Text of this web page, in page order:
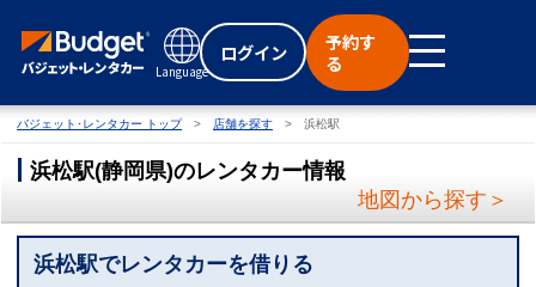
Language
ログイン
予約す
る
バジェット･レンタカー トップ 店舗を探す 浜松駅
浜松駅(静岡県)のレンタカー情報
地図から探す＞
浜松駅でレンタカーを借りる